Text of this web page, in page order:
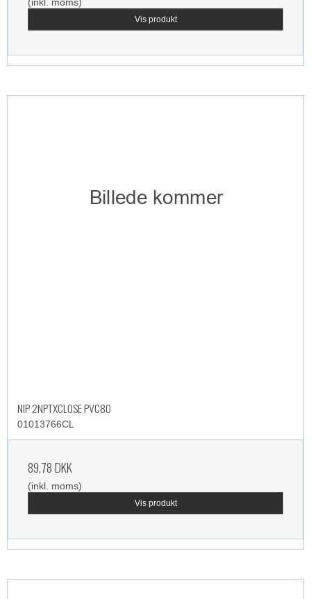
Vis produkt
NIP 2NPTXCLOSE PVC80
01013766CL
89,78 DKK
(inkl. moms)
Vis produkt